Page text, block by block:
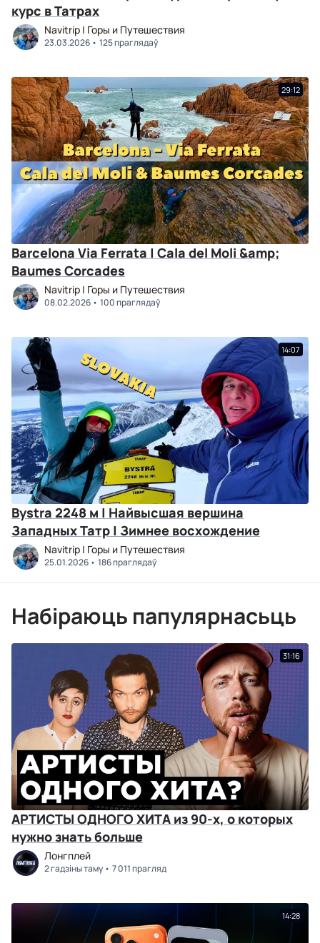
курс в Татрах
Navitrip | Горы и Путешествия
23.03.2026 125 праглядаў
29:12
Barcelona Via Ferrata | Cala del Moli &amp;
Baumes Corcades
Navitrip | Горы и Путешествия
08.02.2026 100 праглядаў
14:07
Bystra 2248 м | Найвысшая вершина
Западных Татр | Зимнее восхождение
Navitrip | Горы и Путешествия
25.01.2026 186 праглядаў
Набіраюць папулярнасьць
31:16
АРТИСТЫ ОДНОГО ХИТА из 90-х, о которых
нужно знать больше
Лонгплей
2 гадзіны таму 7 011 прагляд
14:28